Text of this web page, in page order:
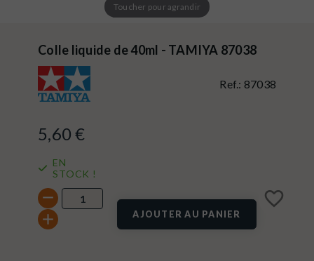
Toucher pour agrandir
Colle liquide de 40ml - TAMIYA 87038
Ref.: 87038
5,60 €
EN
STOCK !
AJOUTER AU PANIER
favorite_border